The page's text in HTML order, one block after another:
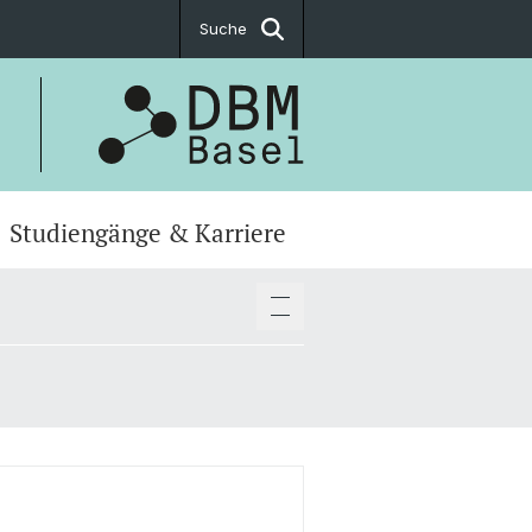
Suche
Studiengänge & Karriere